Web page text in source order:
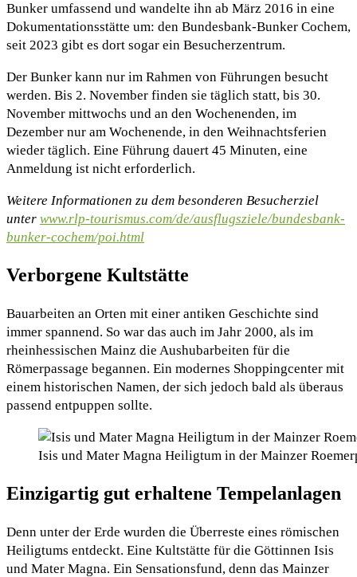
Bunker umfassend und wandelte ihn ab März 2016 in eine
Dokumentationsstätte um: den Bundesbank-Bunker Cochem,
seit 2023 gibt es dort sogar ein Besucherzentrum.
Der Bunker kann nur im Rahmen von Führungen besucht
werden. Bis 2. November finden sie täglich statt, bis 30.
November mittwochs und an den Wochenenden, im
Dezember nur am Wochenende, in den Weihnachtsferien
wieder täglich. Eine Führung dauert 45 Minuten, eine
Anmeldung ist nicht erforderlich.
Weitere Informationen zu dem besonderen Besucherziel
unter www.rlp-tourismus.com/de/ausflugsziele/bundesbank-
bunker-cochem/poi.html
Verborgene Kultstätte
Bauarbeiten an Orten mit einer antiken Geschichte sind
immer spannend. So war das auch im Jahr 2000, als im
rheinhessischen Mainz die Aushubarbeiten für die
Römerpassage begannen. Ein modernes Shoppingcenter mit
einem historischen Namen, der sich jedoch bald als überaus
passend entpuppen sollte.
Isis und Mater Magna Heiligtum in der Mainzer
Einzigartig gut erhaltene Tempelanlagen
Denn unter der Erde wurden die Überreste eines römischen
Heiligtums entdeckt. Eine Kultstätte für die Göttinnen Isis
und Mater Magna. Ein Sensationsfund, denn das Mainzer